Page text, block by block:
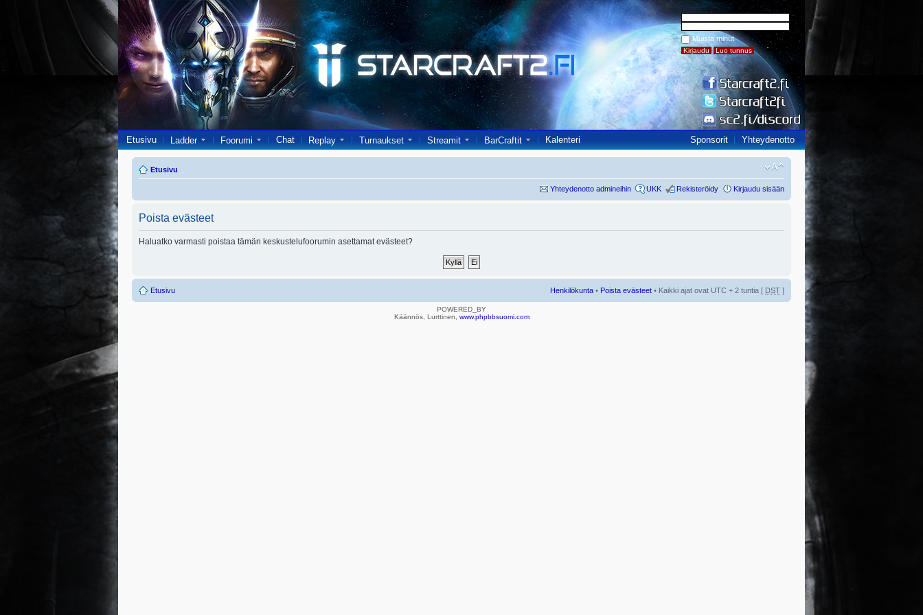
Muista minut
Etusivu Ladder Foorumi Chat Replay Turnaukset Streamit BarCraftit Kalenteri Sponsorit Yhteydenotto
Etusivu
Yhteydenotto admineihin UKK Rekisteröidy Kirjaudu sisään
Poista evästeet
Haluatko varmasti poistaa tämän keskustelufoorumin asettamat evästeet?
Etusivu Henkilökunta • Poista evästeet • Kaikki ajat ovat UTC + 2 tuntia [ DST ]
POWERED_BY
Käännös, Lurttinen, www.phpbbsuomi.com